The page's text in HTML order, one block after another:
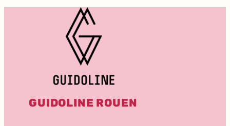
R
E
C
H
E
R
H
D
GUIDOLINE ROUEN